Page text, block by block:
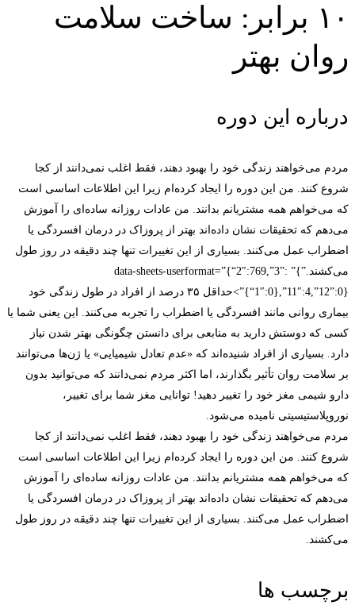
۱۰ برابر: ساخت سلامت
روان بهتر
درباره این دوره
مردم می‌خواهند زندگی خود را بهبود دهند، فقط اغلب نمی‌دانند از کجا
شروع کنند. من این دوره را ایجاد کرده‌ام زیرا این اطلاعات اساسی است
که می‌خواهم همه مشتریانم بدانند. من عادات روزانه ساده‌ای را آموزش
می‌دهم که تحقیقات نشان داده‌اند بهتر از پروزاک در درمان افسردگی یا
اضطراب عمل می‌کنند. بسیاری از این تغییرات تنها چند دقیقه در روز طول
می‌کشند.”}” data-sheets-userformat=”{“2″:769,”3”:
{“1″:0},”11″:4,”12”:0}”>حداقل ۳۵ درصد از افراد در طول زندگی خود
بیماری روانی مانند افسردگی یا اضطراب را تجربه می‌کنند. این یعنی شما یا
کسی که دوستش دارید به منابعی برای دانستن چگونگی بهتر شدن نیاز
دارد. بسیاری از افراد شنیده‌اند که «عدم تعادل شیمیایی» یا ژن‌ها می‌توانند
بر سلامت روان تأثیر بگذارند، اما اکثر مردم نمی‌دانند که می‌توانید بدون
دارو شیمی مغز خود را تغییر دهید! توانایی مغز شما برای تغییر،
نوروپلاستیسیتی نامیده می‌شود.
مردم می‌خواهند زندگی خود را بهبود دهند، فقط اغلب نمی‌دانند از کجا
شروع کنند. من این دوره را ایجاد کرده‌ام زیرا این اطلاعات اساسی است
که می‌خواهم همه مشتریانم بدانند. من عادات روزانه ساده‌ای را آموزش
می‌دهم که تحقیقات نشان داده‌اند بهتر از پروزاک در درمان افسردگی یا
اضطراب عمل می‌کنند. بسیاری از این تغییرات تنها چند دقیقه در روز طول
می‌کشند.
برچسب ها